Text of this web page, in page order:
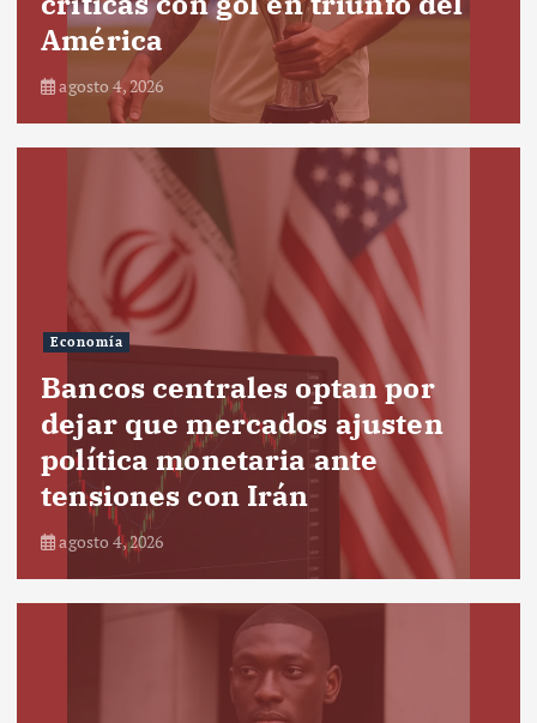
América
agosto 4, 2026
Economía
Bancos centrales optan por
dejar que mercados ajusten
política monetaria ante
tensiones con Irán
agosto 4, 2026